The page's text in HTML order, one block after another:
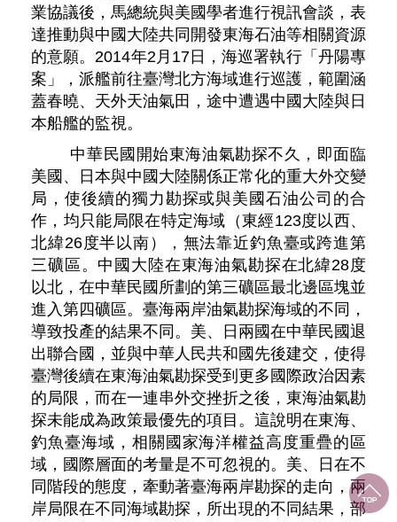
業協議後，馬總統與美國學者進行視訊會談，表
達推動與中國大陸共同開發東海石油等相關資源
的意願。2014年2月17日，海巡署執行「丹陽專
案」，派艦前往臺灣北方海域進行巡護，範圍涵
蓋春曉、天外天油氣田，途中遭遇中國大陸與日
本船艦的監視。
中華民國開始東海油氣勘探不久，即面臨
美國、日本與中國大陸關係正常化的重大外交變
局，使後續的獨力勘探或與美國石油公司的合
作，均只能局限在特定海域（東經123度以西、
北緯26度半以南），無法靠近釣魚臺或跨進第
三礦區。中國大陸在東海油氣勘探在北緯28度
以北，在中華民國所劃的第三礦區最北邊區塊並
進入第四礦區。臺海兩岸油氣勘探海域的不同，
導致投產的結果不同。美、日兩國在中華民國退
出聯合國，並與中華人民共和國先後建交，使得
臺灣後續在東海油氣勘探受到更多國際政治因素
的局限，而在一連串外交挫折之後，東海油氣勘
探未能成為政策最優先的項目。這說明在東海、
釣魚臺海域，相關國家海洋權益高度重疊的區
域，國際層面的考量是不可忽視的。美、日在不
同階段的態度，牽動著臺海兩岸勘探的走向，兩
岸局限在不同海域勘探，所出現的不同結果，部